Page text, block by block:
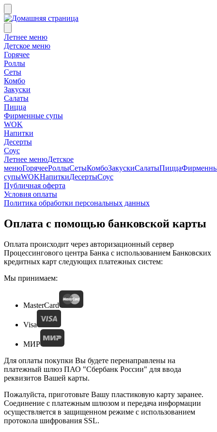
Летнее меню
Детское меню
Горячее
Роллы
Сеты
Комбо
Закуски
Салаты
Пицца
Фирменные супы
WOK
Напитки
Десерты
Соус
Летнее менюДетское
менюГорячееРоллыСетыКомбоЗакускиСалатыПицца
супыWOKНапиткиДесертыСоус
Публичная оферта
Условия оплаты
Политика обработки персональных данных
Оплата с помощью банковской карты
Оплата происходит через авторизационный сервер
Процессингового центра Банка с использованием Банковских
кредитных карт следующих платежных систем:
Мы принимаем:
MasterCard
Visa
МИР
Для оплаты покупки Вы будете перенаправлены на
платежный шлюз ПАО "Сбербанк России" для ввода
реквизитов Вашей карты.
Пожалуйста, приготовьте Вашу пластиковую карту заранее.
Соединение с платежным шлюзом и передача информации
осуществляется в защищенном режиме с использованием
протокола шифрования SSL.